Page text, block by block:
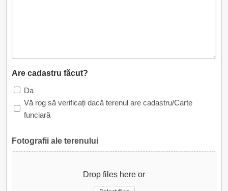
Are cadastru făcut?
Da
Vă rog să verificați dacă terenul are cadastru/Carte
funciară
Fotografii ale terenului
Drop files here or